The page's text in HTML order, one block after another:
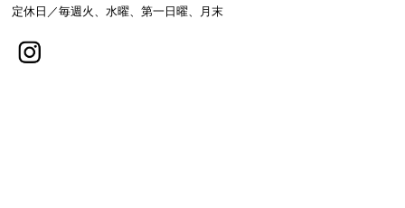
定休日／毎週火、水曜、第一日曜、月末